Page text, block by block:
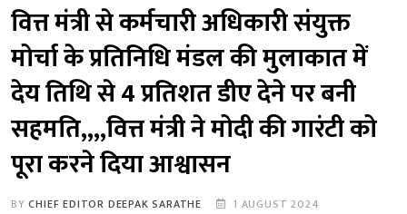
वित्त मंत्री से कर्मचारी अधिकारी संयुक्त
मोर्चा के प्रतिनिधि मंडल की मुलाकात में
देय तिथि से 4 प्रतिशत डीए देने पर बनी
सहमति,,,,वित्त मंत्री ने मोदी की गारंटी को
पूरा करने दिया आश्वासन
BYCHIEF EDITOR DEEPAK SARATHE
1 AUGUST 2024